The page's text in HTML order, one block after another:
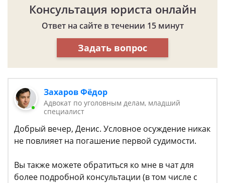
Консультация юриста онлайн
Ответ на сайте в течении 15 минут
Задать вопрос
Захаров Фёдор
Адвокат по уголовным делам, младший
специалист
Добрый вечер, Денис. Условное осуждение никак
не повлияет на погашение первой судимости.
Вы также можете обратиться ко мне в чат для
более подробной консультации (в том числе с